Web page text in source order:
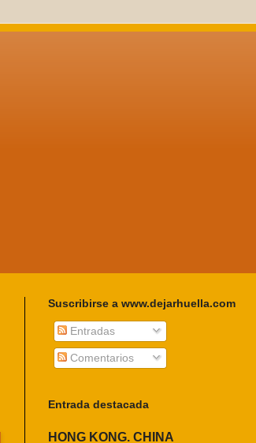
Suscribirse a www.dejarhuella.com
Entradas
Comentarios
Entrada destacada
HONG KONG. CHINA